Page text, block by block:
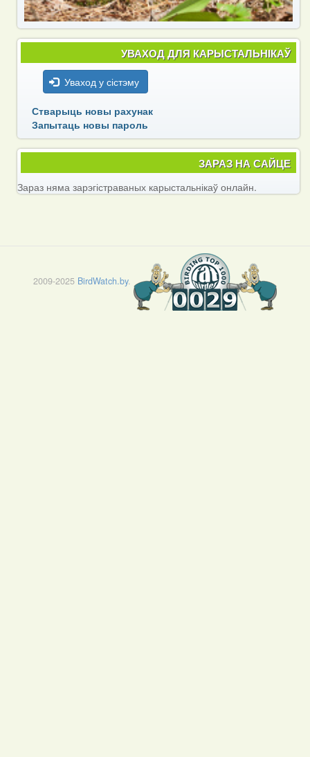
УВАХОД ДЛЯ КАРЫСТАЛЬНІКАЎ
Уваход у сістэму
Стварыць новы рахунак
Запытаць новы пароль
ЗАРАЗ НА САЙЦЕ
Зараз няма зарэгістраваных карыстальнікаў онлайн.
2009-2025 BirdWatch.by.